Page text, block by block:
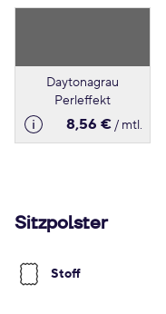
Daytonagrau
Perleffekt
8,56 €/ mtl.
Sitzpolster
Stoff